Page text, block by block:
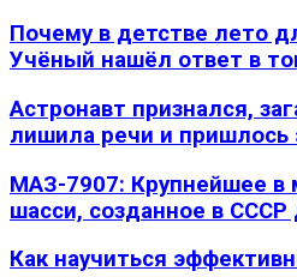
Почему в детстве лето
Учёный нашёл ответ в
Астронавт признался,
лишила речи и пришлось
МАЗ-7907: Крупнейшее в
шасси, созданное в СССР
Как научиться